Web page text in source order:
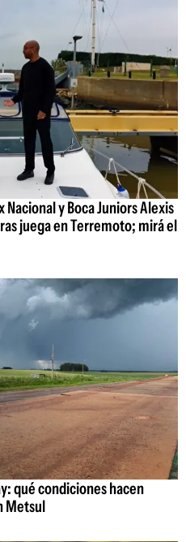
y Boca Juniors Alexis
juega en Terremoto; mirá el
qué condiciones hacen
Metsul